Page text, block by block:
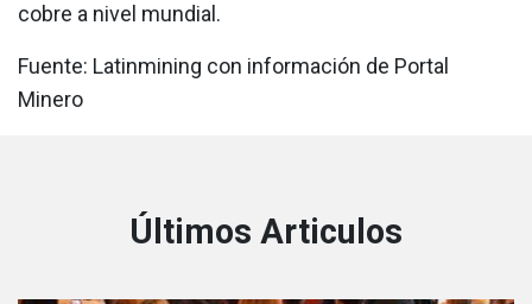
cobre a nivel mundial.
Fuente: Latinmining con información de Portal
Minero
Últimos Articulos